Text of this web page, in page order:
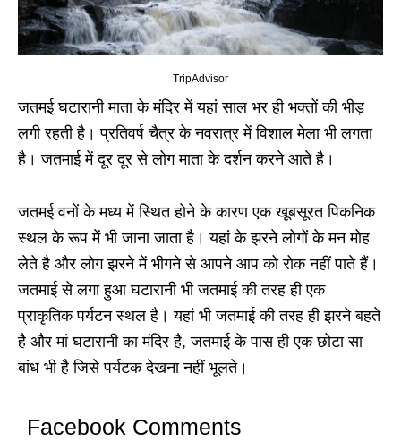
TripAdvisor
जतमई घटारानी माता के मंदिर में यहां साल भर ही भक्तों की भीड़
लगी रहती है। प्रतिवर्ष चैत्र के नवरात्र में विशाल मेला भी लगता
है। जतमाई में दूर दूर से लोग माता के दर्शन करने आते है।
जतमई वनों के मध्य में स्थित होने के कारण एक खूबसूरत पिकनिक
स्थल के रूप में भी जाना जाता है। यहां के झरने लोगों के मन मोह
लेते है और लोग झरने में भीगने से आपने आप को रोक नहीं पाते हैं।
जतमाई से लगा हुआ घटारानी भी जतमाई की तरह ही एक
प्राकृतिक पर्यटन स्थल है। यहां भी जतमाई की तरह ही झरने बहते
है और मां घटारानी का मंदिर है, जतमाई के पास ही एक छोटा सा
बांध भी है जिसे पर्यटक देखना नहीं भूलते।
Facebook Comments